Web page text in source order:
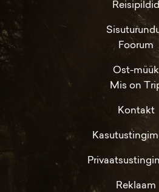
Reisipildid
Foorum
Ost-müük
Mis on
Kontakt
Reklaam